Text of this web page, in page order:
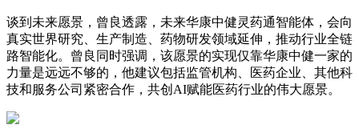
谈到未来愿景，曾良透露，未来华康中健灵药通智能体，会向
真实世界研究、生产制造、药物研发领域延伸，推动行业全链
路智能化。曾良同时强调，该愿景的实现仅靠华康中健一家的
力量是远远不够的，他建议包括监管机构、医药企业、其他科
技和服务公司紧密合作，共创AI赋能医药行业的伟大愿景。